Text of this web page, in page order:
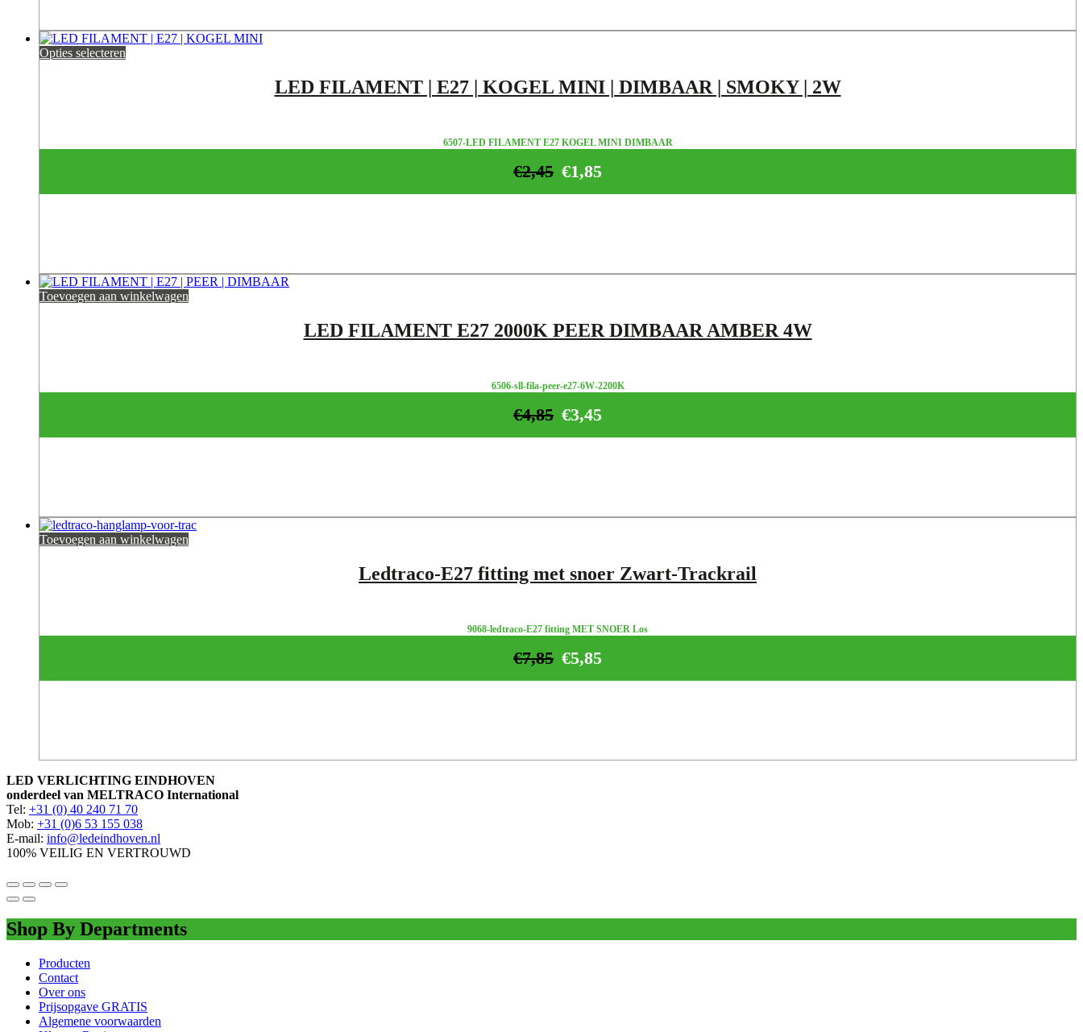
Opties selecteren
LED FILAMENT | E27 | KOGEL MINI | DIMBAAR | SMOKY | 2W
6507-LED FILAMENT E27 KOGEL MINI DIMBAAR
€1,85
€2,45
Toevoegen aan winkelwagen
LED FILAMENT E27 2000K PEER DIMBAAR AMBER 4W
6506-sll-fila-peer-e27-6W-2200K
€3,45
€4,85
Toevoegen aan winkelwagen
Ledtraco-E27 fitting met snoer Zwart-Trackrail
9068-ledtraco-E27 fitting MET SNOER Los
€5,85
€7,85
LED VERLICHTING EINDHOVEN
onderdeel van MELTRACO International
Tel: +31 (0) 40 240 71 70
Mob: +31 (0)6 53 155 038
E-mail: info@ledeindhoven.nl
100% VEILIG EN VERTROUWD
Shop By Departments
Producten
Contact
Over ons
Prijsopgave GRATIS
Algemene voorwaarden